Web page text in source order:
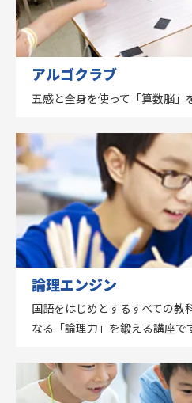
アルゴクラブ
五感と全身を使って「算数脳」
論理エンジン
国語をはじめとするすべての教
なる「論理力」を鍛える講座で